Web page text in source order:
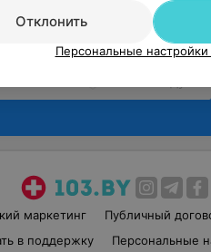
маркетинг Публичный
в поддержку Персональные
Отклонить
Персональные настройки